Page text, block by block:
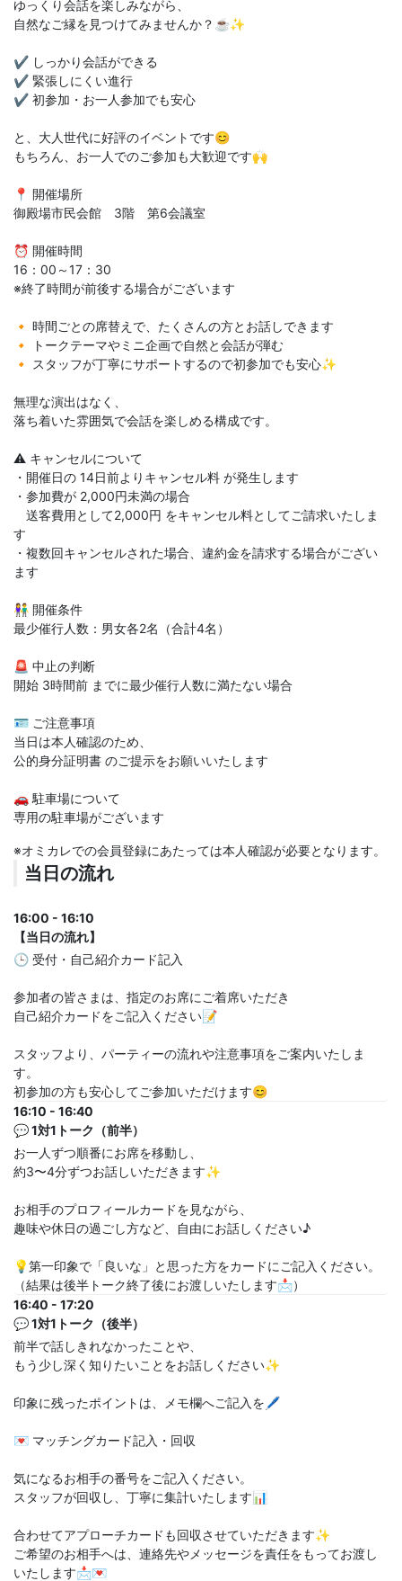
ゆっくり会話を楽しみながら、
自然なご縁を見つけてみませんか？☕✨
✔ しっかり会話ができる
✔ 緊張しにくい進行
✔ 初参加・お一人参加でも安心
と、大人世代に好評のイベントです😊
もちろん、お一人でのご参加も大歓迎です🙌
📍 開催場所
御殿場市民会館 3階 第6会議室
⏰ 開催時間
16：00～17：30
※終了時間が前後する場合がございます
🔸 時間ごとの席替えで、たくさんの方とお話しできます
🔸 トークテーマやミニ企画で自然と会話が弾む
🔸 スタッフが丁寧にサポートするので初参加でも安心✨
無理な演出はなく、
落ち着いた雰囲気で会話を楽しめる構成です。
⚠️ キャンセルについて
・開催日の 14日前よりキャンセル料 が発生します
・参加費が 2,000円未満の場合
送客費用として2,000円 をキャンセル料としてご請求いたしま
す
・複数回キャンセルされた場合、違約金を請求する場合がござい
ます
👫 開催条件
最少催行人数：男女各2名（合計4名）
🚨 中止の判断
開始 3時間前 までに最少催行人数に満たない場合
🪪 ご注意事項
当日は本人確認のため、
公的身分証明書 のご提示をお願いいたします
🚗 駐車場について
専用の駐車場がございます
※オミカレでの会員登録にあたっては本人確認が必要となります。
当日の流れ
16:00 - 16:10
【当日の流れ】
🕒 受付・自己紹介カード記入
参加者の皆さまは、指定のお席にご着席いただき
自己紹介カードをご記入ください📝
スタッフより、パーティーの流れや注意事項をご案内いたしま
す。
初参加の方も安心してご参加いただけます😊
16:10 - 16:40
💬 1対1トーク（前半）
お一人ずつ順番にお席を移動し、
約3〜4分ずつお話しいただきます✨
お相手のプロフィールカードを見ながら、
趣味や休日の過ごし方など、自由にお話しください♪
💡第一印象で「良いな」と思った方をカードにご記入ください。
（結果は後半トーク終了後にお渡しいたします📩）
16:40 - 17:20
💬 1対1トーク（後半）
前半で話しきれなかったことや、
もう少し深く知りたいことをお話しください✨
印象に残ったポイントは、メモ欄へご記入を🖊
💌 マッチングカード記入・回収
気になるお相手の番号をご記入ください。
スタッフが回収し、丁寧に集計いたします📊
合わせてアプローチカードも回収させていただきます✨
ご希望のお相手へは、連絡先やメッセージを責任をもってお渡し
いたします📩💌